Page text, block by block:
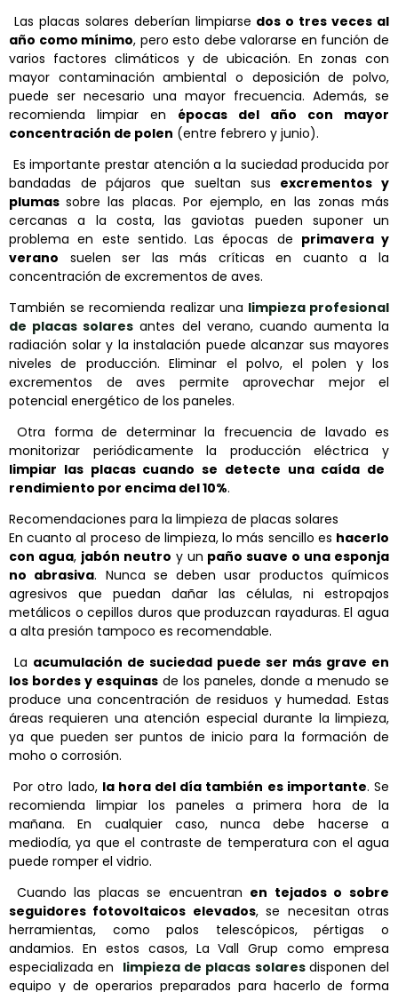
Las placas solares deberían limpiarse dos o tres veces al
año como mínimo, pero esto debe valorarse en función de
varios factores climáticos y de ubicación. En zonas con
mayor contaminación ambiental o deposición de polvo,
puede ser necesario una mayor frecuencia. Además, se
recomienda limpiar en épocas del año con mayor
concentración de polen (entre febrero y junio).
Es importante prestar atención a la suciedad producida por
bandadas de pájaros que sueltan sus excrementos y
plumassobre las placas. Por ejemplo, en las zonas más
cercanas a la costa, las gaviotas pueden suponer un
problema en este sentido. Las épocas de primavera y
verano suelen ser las más críticas en cuanto a la
concentración de excrementos de aves.
También se recomienda realizar una limpieza profesional
de placas solares antes del verano, cuando aumenta la
radiación solar y la instalación puede alcanzar sus mayores
niveles de producción. Eliminar el polvo, el polen y los
excrementos de aves permite aprovechar mejor el
potencial energético de los paneles.
Otra forma de determinar la frecuencia de lavado es
monitorizar periódicamente la producción eléctrica y
limpiar las placas cuando se detecte una caída de
rendimiento por encima del 10%.
Recomendaciones para la limpieza de placas solares
En cuanto al proceso de limpieza, lo más sencillo es hacerlo
con agua, jabón neutro y un paño suave o una esponja
no abrasiva. Nunca se deben usar productos químicos
agresivos que puedan dañar las células, ni estropajos
metálicos o cepillos duros que produzcan rayaduras. El agua
a alta presión tampoco es recomendable.
La acumulación de suciedad puede ser más grave en
los bordes y esquinas de los paneles, donde a menudo se
produce una concentración de residuos y humedad. Estas
áreas requieren una atención especial durante la limpieza,
ya que pueden ser puntos de inicio para la formación de
moho o corrosión.
Por otro lado, la hora del día también es importante. Se
recomienda limpiar los paneles a primera hora de la
mañana. En cualquier caso, nunca debe hacerse a
mediodía, ya que el contraste de temperatura con el agua
puede romper el vidrio.
Cuando las placas se encuentran en tejados o sobre
seguidores fotovoltaicos elevados, se necesitan otras
herramientas, como palos telescópicos, pértigas o
andamios. En estos casos, La Vall Grup como empresa
especializada en limpieza de placas solares disponen del
equipo y de operarios preparados para hacerlo de forma